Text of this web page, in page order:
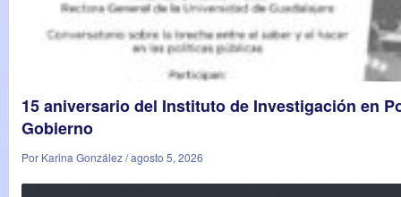
15 aniversario del Instituto de Investigación en
Gobierno
Por Karina González / agosto 5, 2026